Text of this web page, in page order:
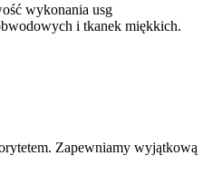
wykonania usg
i tkanek miękkich.
Zapewniamy wyjątkową